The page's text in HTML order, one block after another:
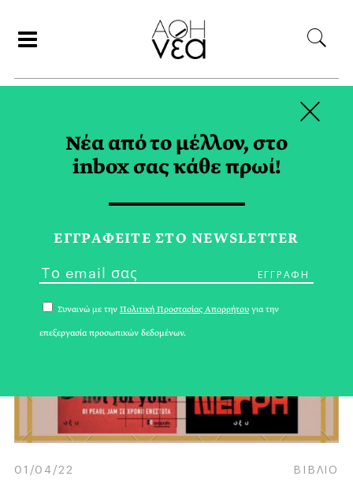
PEARL JAM TAG
01/04/22 ΒΙΒΛΙΟ
Νέα από το μέλλον, στο
inbox σας κάθε πρωί!
ΕΓΓPΑΦΕΙΤΕ ΣΤΟ NEWSLETTER
Συναινώ με την Πολιτική Προστασίας Απορρήτου για την
επεξεργασία προσωπικών δεδομένων.
×